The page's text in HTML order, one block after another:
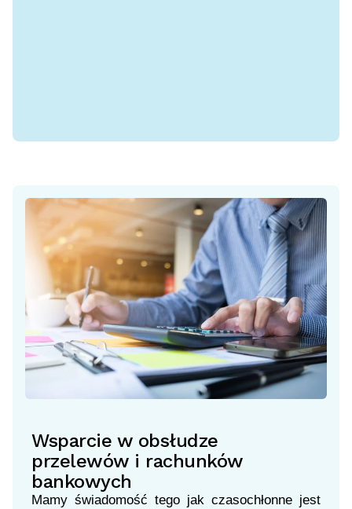
Wsparcie w obsłudze
przelewów i rachunków
bankowych
Mamy świadomość tego jak czasochłonne jest